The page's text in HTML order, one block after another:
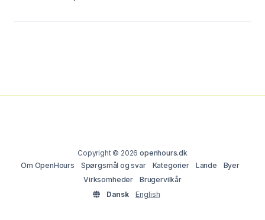
Copyright © 2026openhours.dk
Om OpenHours
Spørgsmål og svar Kategorier Lande
Byer
Virksomheder
Brugervilkår
Dansk
English